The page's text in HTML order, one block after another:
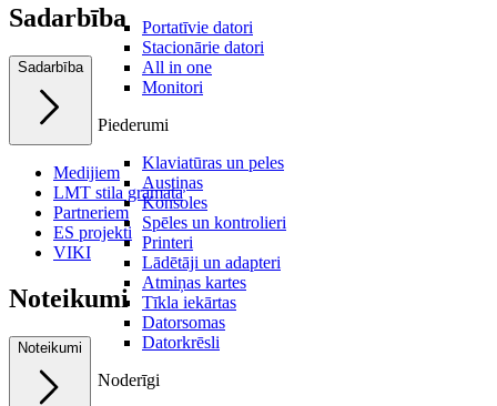
Portatīvie datori
Stacionārie datori
All in one
Monitori
Piederumi
Klaviatūras un peles
Austiņas
Konsoles
Spēles un kontrolieri
Printeri
Lādētāji un adapteri
Atmiņas kartes
Tīkla iekārtas
Datorsomas
Datorkrēsli
Noderīgi
Sadarbība
Sadarbība
Medijiem
LMT stila grāmata
Partneriem
ES projekti
VIKI
Noteikumi
Noteikumi